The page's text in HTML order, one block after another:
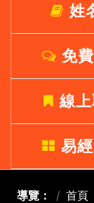
姓
免
線
易
導覽： 首頁